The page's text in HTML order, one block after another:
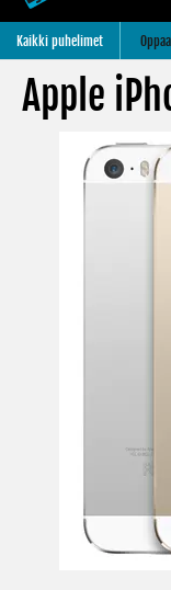
Kaikki puhelimet
Apple